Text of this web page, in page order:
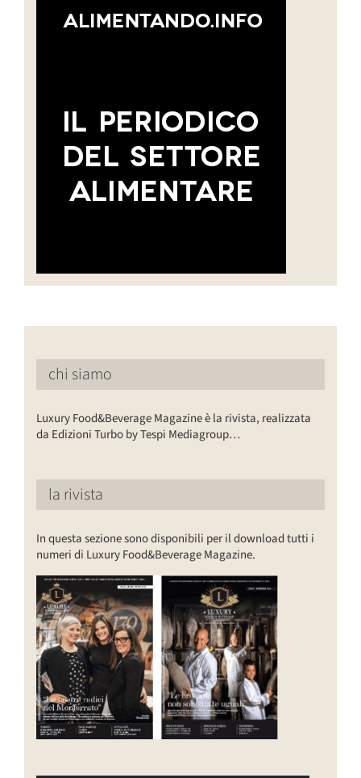
chi siamo
Luxury Food&Beverage Magazine è la rivista, realizzata
da Edizioni Turbo by Tespi Mediagroup…
la rivista
In questa sezione sono disponibili per il download tutti i
numeri di Luxury Food&Beverage Magazine.